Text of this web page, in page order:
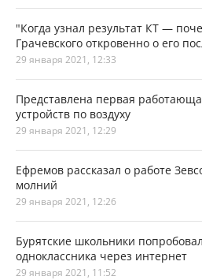
"Когда узнал результат КТ —
Грачевского откровенно о его
29 января 2021, 12:33
Представлена первая
устройств по воздуху
29 января 2021, 12:29
Ефремов рассказал о работе
молний
29 января 2021, 12:26
Бурятские школьники
одноклассника через интернет
29 января 2021, 11:52